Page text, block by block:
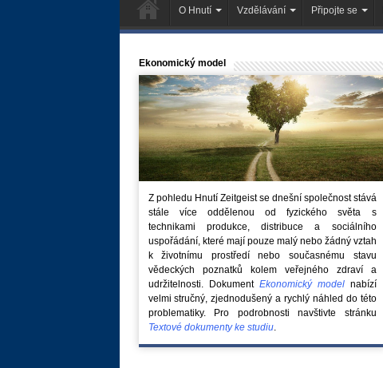
O Hnutí Vzdělávání Připojte se
Ekonomický model
Z pohledu Hnutí Zeitgeist se dnešní společnost stává
stále více oddělenou od fyzického světa s
technikami produkce, distribuce a sociálního
uspořádání, které mají pouze malý nebo žádný vztah
k životnímu prostředí nebo současnému stavu
vědeckých poznatků kolem veřejného zdraví a
udržitelnosti. Dokument Ekonomický modelnabízí
velmi stručný, zjednodušený a rychlý náhled do této
problematiky. Pro podrobnosti navštivte stránku
Textové dokumenty ke studiu.